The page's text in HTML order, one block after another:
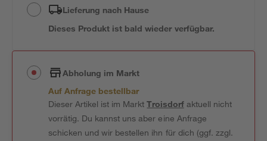
Lieferung nach Hause
Dieses Produkt ist bald wieder verfügbar.
Abholung im Markt
Auf Anfrage bestellbar
Dieser Artikel ist im MarktTroisdorfaktuell nicht
vorrätig. Du kannst uns aber eine Anfrage
schicken und wir bestellen ihn für dich (ggf. zzgl.